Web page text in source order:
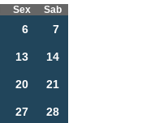
Sex Sab
6 7
13 14
20 21
27 28